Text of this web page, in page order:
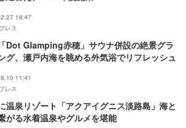
16:47
レス
Dot Glamping赤穂」サウナ併設の絶景グラ
グ、瀬戸内海を眺める外気浴でリフレッシュ
11:41
レス
温泉リゾート「アクアイグニス淡路島」海と
がる水着温泉やグルメを堪能